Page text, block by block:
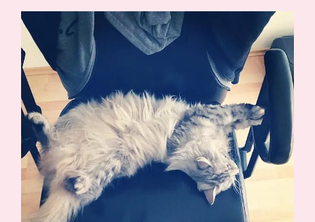
Katalog
Bestellen
Kontakt
Angebote
Demonstrator werden
Blog